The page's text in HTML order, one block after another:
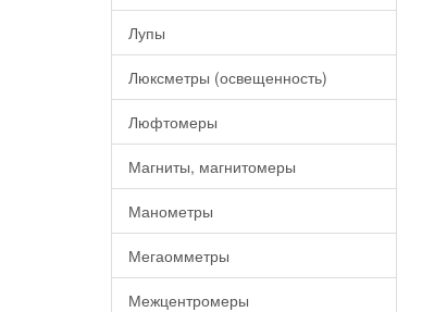
Лупы
Люксметры (освещенность)
Люфтомеры
Магниты, магнитомеры
Манометры
Мегаомметры
Межцентромеры